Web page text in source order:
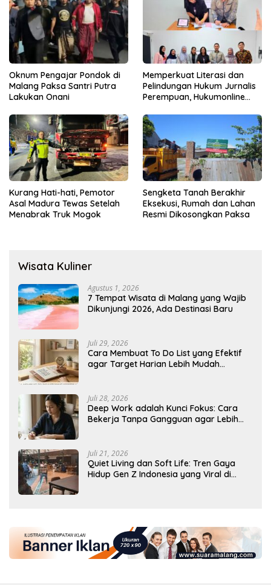
Oknum Pengajar Pondok di
Malang Paksa Santri Putra
Lakukan Onani
Memperkuat Literasi dan
Pelindungan Hukum Jurnalis
Perempuan, Hukumonline
Gratis
Kurang Hati-hati, Pemotor
Asal Madura Tewas Setelah
Menabrak Truk Mogok
Sengketa Tanah Berakhir
Eksekusi, Rumah dan Lahan
Resmi Dikosongkan Paksa
Wisata Kuliner
Agustus 1, 2026
7 Tempat Wisata di Malang yang Wajib
Dikunjungi 2026, Ada Destinasi Baru
Juli 29, 2026
Cara Membuat To Do List yang Efektif
agar Target Harian Lebih Mudah
Juli 28, 2026
Deep Work adalah Kunci Fokus: Cara
Bekerja Tanpa Gangguan agar Lebih
Juli 21, 2026
Quiet Living dan Soft Life: Tren Gaya
Hidup Gen Z Indonesia yang Viral di